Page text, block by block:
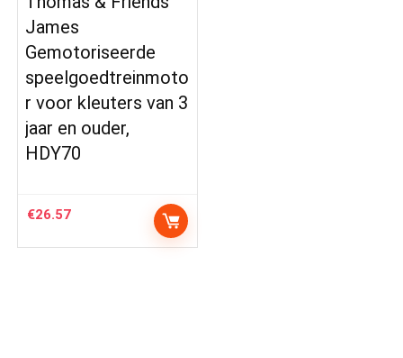
James
Gemotoriseerde
speelgoedtreinmoto
r voor kleuters van 3
jaar en ouder,
HDY70
€26.57